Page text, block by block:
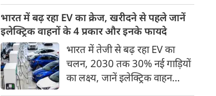
था। दुर्भाग्य यह है कि आज कुत्तों के
बारे में हमारी राय पशु-चिकित्सकों,
व्यवहार वैज्ञानिकों या विशेषज्ञों से
कम... और व्हाट्सऐप यूनिवर्सिटी से
ज़्यादा बनती है।
वेबसाइट का बीटा वर्जन लॉन्च कर
दिया है। करीब 24 साल पुराने
इंटरफेस के बाद वेबसाइट को नए
डिजाइन और कई नए फीचर्स के साथ
अपडेट किया गया है।
भारत में बढ़ रहा EV का क्रेज, खरीदने से पहले जानें
इलेक्ट्रिक वाहनों के 4 प्रकार और इनके फायदे
भारत में तेजी से बढ़ रहा EV का
चलन, 2030 तक 30% नई गाड़ियों
का लक्ष्य, जानें इलेक्ट्रिक वाहन